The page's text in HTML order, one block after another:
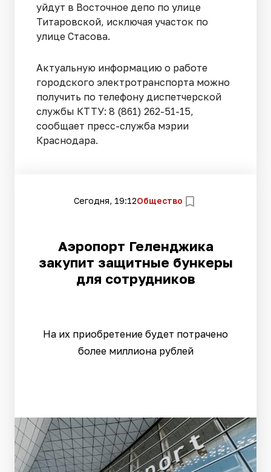
уйдут в Восточное депо по улице
Титаровской, исключая участок по
улице Стасова.
Актуальную информацию о работе
городского электротранспорта можно
получить по телефону диспетчерской
службы КТТУ: 8 (861) 262-51-15,
сообщает пресс-служба мэрии
Краснодара.
Сегодня, 19:12Общество
Аэропорт Геленджика
закупит защитные бункеры
для сотрудников
На их приобретение будет потрачено
более миллиона рублей